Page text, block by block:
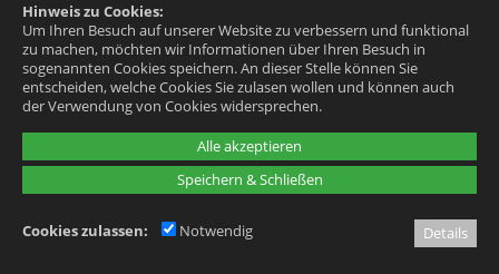
Alle akzeptieren
Speichern & Schließen
Hinweis zu Cookies:
Um Ihren Besuch auf unserer Website zu verbessern und funktional
zu machen, möchten wir Informationen über Ihren Besuch in
sogenannten Cookies speichern. An dieser Stelle können Sie
entscheiden, welche Cookies Sie zulasen wollen und können auch
der Verwendung von Cookies widersprechen.
Cookies zulassen: Notwendig Details
| ... |